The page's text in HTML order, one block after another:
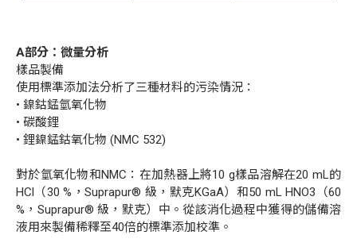
A部分：微量分析
樣品製備
使用標準添加法分析了三種材料的污染情況：
• 鎳鈷錳氫氧化物
• 碳酸鋰
• 鋰鎳錳鈷氧化物 (NMC 532)
對於氫氧化物和NMC ：在加熱器上將10 g樣品溶解在20 mL 的
HCl （30 % ，Suprapur® 級，默克KGaA）和50 mL HNO3 （60
% ， Suprapur® 級，默克）中。從該消化過程中獲得的儲備溶
液用來製備稀釋至40倍的標準添加校準。